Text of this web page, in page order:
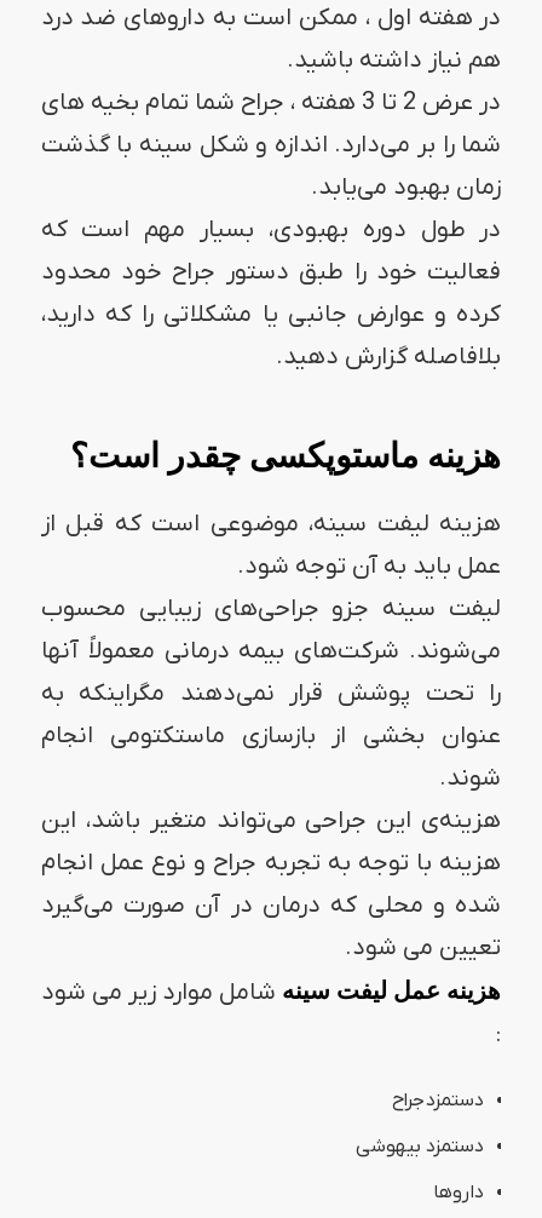
در هفته اول ، ممکن است به داروهای ضد درد
هم نیاز داشته باشید.
در عرض 2 تا 3 هفته ، جراح شما تمام بخیه های
شما را بر می‌دارد. اندازه و شکل سینه با گذشت
زمان بهبود می‌یابد.
در طول دوره بهبودی، بسیار مهم است که
فعالیت خود را طبق دستور جراح خود محدود
کرده و عوارض جانبی یا مشکلاتی را که دارید،
بلافاصله گزارش دهید.
هزینه ماستوپکسی چقدر است؟
هزینه لیفت سینه، موضوعی است که قبل از
عمل باید به آن توجه شود.
لیفت سینه جزو جراحی‌های زیبایی محسوب
می‌شوند. شرکت‌های بیمه درمانی معمولاً آنها
را تحت پوشش قرار نمی‌دهند مگر‌اینکه به
عنوان بخشی از بازسازی ماستکتومی انجام
شوند.
هزینه‌ی این جراحی می‌تواند متغیر باشد، این
هزینه با توجه به تجربه جراح و نوع عمل انجام
شده و محلی که درمان در آن صورت می‌گیرد
تعیین می شود.
هزینه عمل لیفت سینه شامل موارد زیر می شود
:
دستمزد جراح
دستمزد بیهوشی
داروها